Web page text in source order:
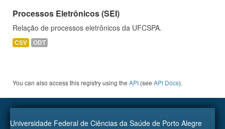
Processos Eletrônicos (SEI)
Relação de processos eletrônicos da UFCSPA.
CSV ODT
You can also access this registry using the API (see API Docs).
Universidade Federal de Ciências da Saúde de Porto Alegre